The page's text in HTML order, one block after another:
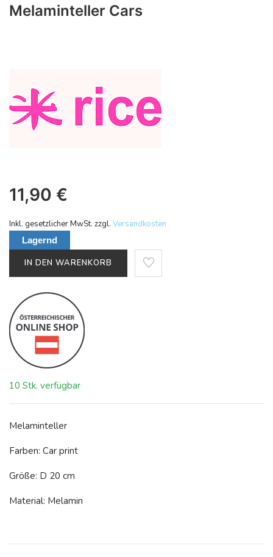
Melaminteller Cars
11,90 €
Inkl. gesetzlicher MwSt. zzgl. Versandkosten
Lagernd
IN DEN WARENKORB
10 Stk. verfügbar
Melaminteller
Farben: Car print
Größe: D 20 cm
Material: Melamin